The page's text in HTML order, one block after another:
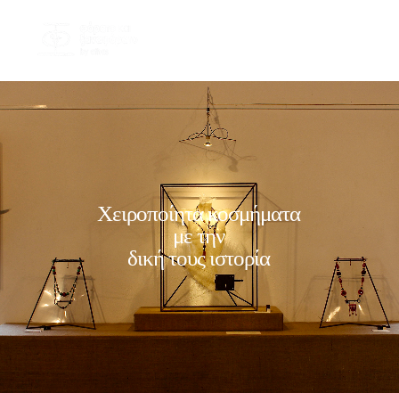
Χειροποίητα κοσμήματα
με την
δική τους ιστορία